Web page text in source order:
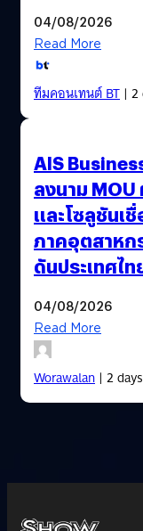
04/08/2026
Read More
ทีมคอนเทนต์ BT| 2
AIS
ลงนาม
และโซลูชันเ
ภาคอุตสาหก
ดันประเทศไ
04/08/2026
Read More
Worawalan| 2